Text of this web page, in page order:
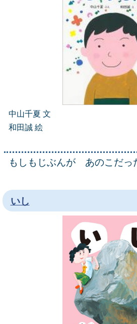
中山千夏 文
和田誠 絵
もしもじぶんが あのこだっ
いし